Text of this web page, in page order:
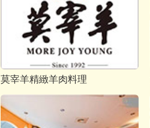
莫宰羊精緻羊肉料理